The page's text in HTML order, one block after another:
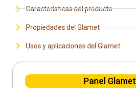
Características del producto
Propiedades del Glamet
Usos y aplicaciones del Glamet
Panel Glamet